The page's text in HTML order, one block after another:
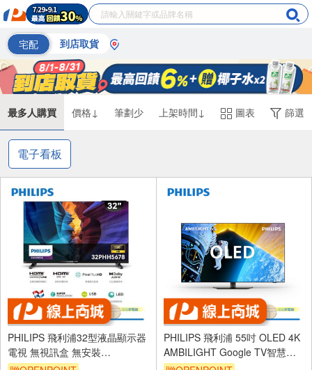
宅配 到店取貨
最多人購買 價格↓ 筆劃少 上架時間↓ 圖表 篩選
電子看板
PHILIPS 飛利浦32型液晶顯示器
電視 無視訊盒 無安裝
32PHH5678
PHILIPS 飛利浦 55吋 OLED 4K
AMBILIGHT Google TV智慧聯
網液晶顯示器 螢幕 電視 不含視